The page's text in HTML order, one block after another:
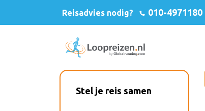
Reisadvies nodig? 010-4971180
Stel je reis samen